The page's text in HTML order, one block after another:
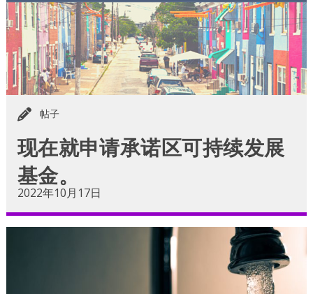
帖子
现在就申请承诺区可持续发展
基金。
2022年10月17日